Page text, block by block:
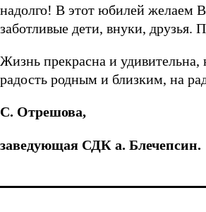
надолго! В этот юбилей желаем
заботливые дети, внуки, друзья.
Жизнь прекрасна и удивительна,
радость родным и близким, на
С. Отрешова,
заведующая СДК а. Блечепсин.